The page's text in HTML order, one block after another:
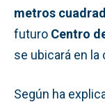
metros
futuro Centro
se ubicará en la
Según ha